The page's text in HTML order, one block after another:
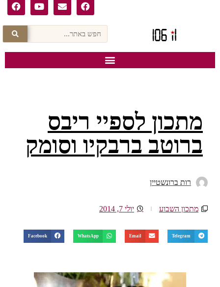
מתכון לספיי ריבס
ברוטב ברבקיו וסומק
רות ברונשטיין
מתכון השבוע יולי 7, 2014
Telegram
Email
WhatsApp
Facebook